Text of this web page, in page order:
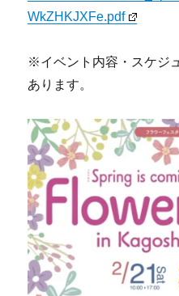
WkZHKJXFe.pdf
※イベント内容・スケジ
あります。